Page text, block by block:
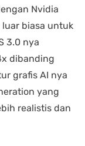
Nvidia
luar biasa untuk
3.0 nya
dibanding
grafis AI nya
yang
realistis dan